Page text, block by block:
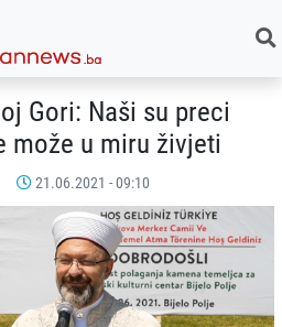
Gori: Naši su preci
može u miru živjeti
21.06.2021 - 09:10